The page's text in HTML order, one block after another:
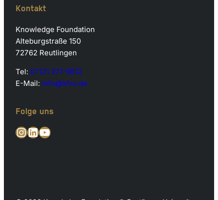
Kontakt
Knowledge Foundation
Alteburgstraße 150
72762 Reutlingen
Tel: 07121 271-9612
E-Mail: info@kfru.de
Folge uns
Instagram
LinkedIn
YouTube